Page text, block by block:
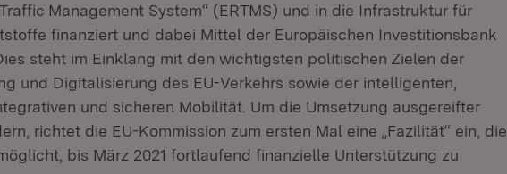
Traffic Management System“ (ERTMS) und in die Infrastruktur für
finanziert und dabei Mittel der Europäischen Investitionsbank
steht im Einklang mit den wichtigsten politischen Zielen der
und Digitalisierung des EU-Verkehrs sowie der intelligenten,
und sicheren Mobilität. Um die Umsetzung ausgereifter
richtet die EU-Kommission zum ersten Mal eine „Fazilität“ ein, die
bis März 2021 fortlaufend finanzielle Unterstützung zu